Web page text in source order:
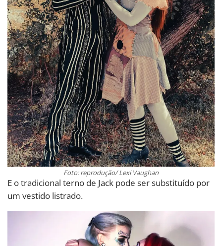
Foto: reprodução/ Lexi Vaughan
E o tradicional terno de Jack pode ser substituído por
um vestido listrado.